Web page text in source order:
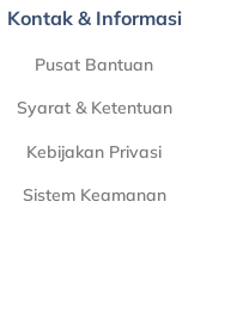
Kontak & Informasi
Pusat Bantuan
Syarat & Ketentuan
Kebijakan Privasi
Sistem Keamanan